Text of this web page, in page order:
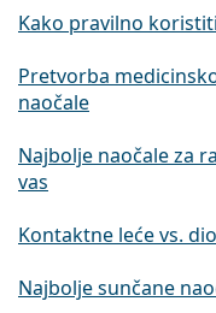
Kako pravilno
Pretvorba
naočale
Najbolje naočale za
vas
Kontaktne leće vs.
Najbolje sunčane